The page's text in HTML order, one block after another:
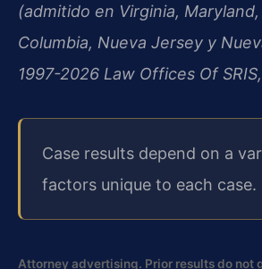
(admitido en Virginia,
Columbia, Nueva Jersey y
1997-2026 Law Offices Of SRIS,
Case results depend on a
factors unique to each case.
Attorney advertising. Prior results do not